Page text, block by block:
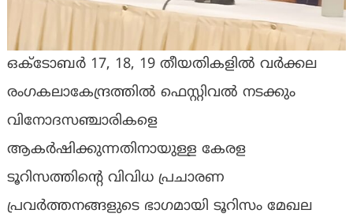
ഒക്ടോബർ 17, 18, 19 തീയതികളിൽ വർക്കല
രംഗകലാകേന്ദ്രത്തിൽ ഫെസ്റ്റിവൽ നടക്കും
വിനോദസഞ്ചാരികളെ
ആകർഷിക്കുന്നതിനായുള്ള കേരള
ടൂറിസത്തിന്റെ വിവിധ പ്രചാരണ
പ്രവർത്തനങ്ങളുടെ ഭാഗമായി ടൂറിസം മേഖല